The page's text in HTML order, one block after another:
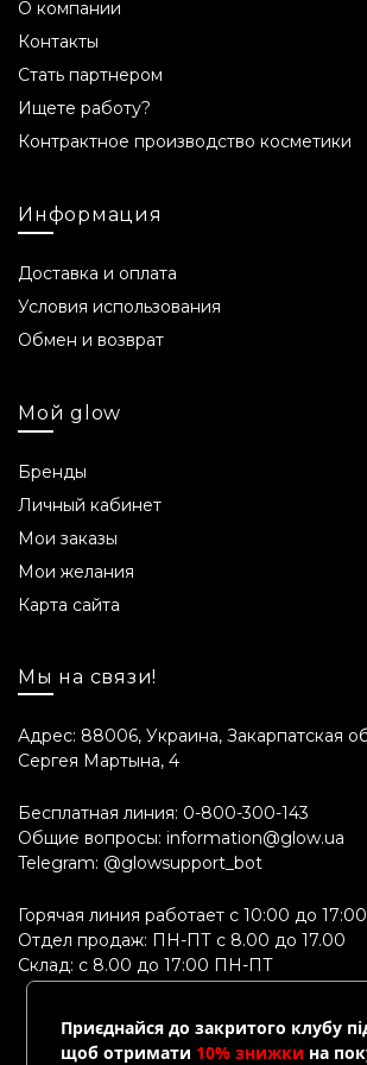
О компании
Контакты
Стать партнером
Ищете работу?
Контрактное производство косметики
Информация
Доставка и оплата
Условия использования
Обмен и возврат
Мой glow
Бренды
Личный кабинет
Мои заказы
Мои желания
Карта сайта
Мы на связи!
Адрес: 88006, Украина, Закарпатская
Сергея Мартына, 4
Бесплатная линия: 0-800-300-143
Общие вопросы: information@glow.ua
Telegram: @glowsupport_bot
Горячая линия работает с 10:00 до 17:00
Отдел продаж: ПН-ПТ с 8.00 до 17.00
Склад: с 8.00 до 17:00 ПН-ПТ
Приєднайся до закритого клубу
щоб отримати 10% знижки на